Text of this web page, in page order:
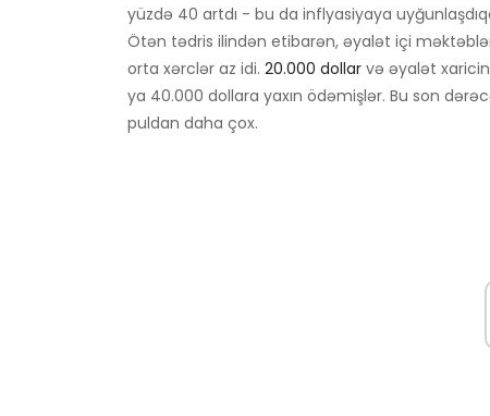
yüzdə 40 artdı - bu da inflyasiyaya
Ötən tədris ilindən etibarən, əyalət içi
orta xərclər az idi. 20.000 dollar və əyalət
ya 40.000 dollara yaxın ödəmişlər. Bu son
puldan daha çox.